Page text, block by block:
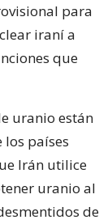
para
iraní a
que
uranio están
los países
Irán utilice
uranio al
de